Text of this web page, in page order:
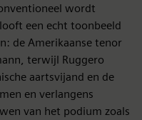
wordt
een echt toonbeeld
de Amerikaanse tenor
terwijl Ruggero
aartsvijand en de
en verlangens
van het podium zoals